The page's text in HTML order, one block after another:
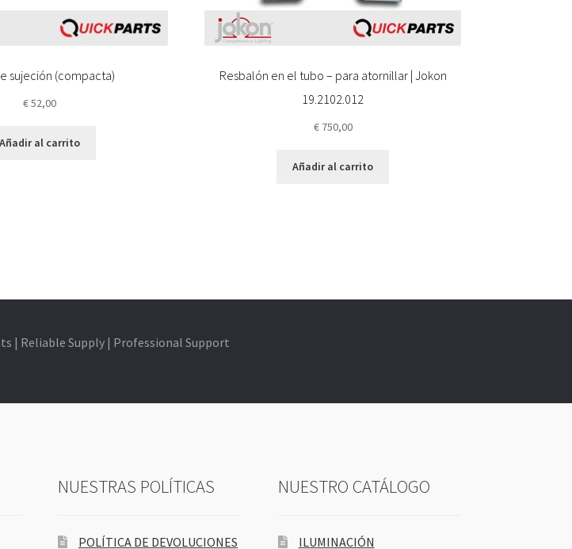
sujeción (compacta)
€52,00
Añadir al carrito
Resbalón en el tubo – para atornillar | Jokon
19.2102.012
€750,00
Añadir al carrito
| Reliable Supply | Professional Support
NUESTRAS POLÍTICAS
POLÍTICA DE DEVOLUCIONES
NUESTRO CATÁLOGO
ILUMINACIÓN